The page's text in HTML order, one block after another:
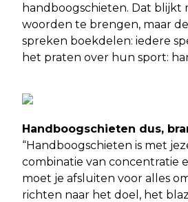
handboogschieten. Dat blijkt
woorden te brengen, maar
spreken boekdelen: iedere
het praten over hun sport:
Handboogschieten dus,
“Handboogschieten is met
combinatie van concentratie
moet je afsluiten voor alles
richten naar het doel, het